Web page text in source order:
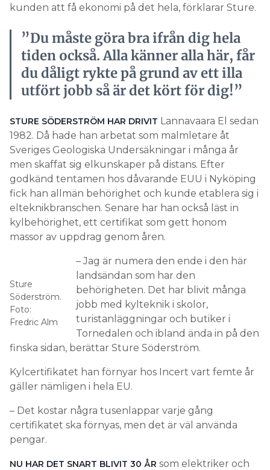
kunden att få ekonomi på det hela, förklarar Sture.
”Du måste göra bra ifrån dig hela
tiden också. Alla känner alla här, får
du dåligt rykte på grund av ett illa
utfört jobb så är det kört för dig!”
STURE SÖDERSTRÖM HAR DRIVIT Lannavaara El sedan
1982. Då hade han arbetat som malmletare åt
Sveriges Geologiska Undersäkningar i många år
men skaffat sig elkunskaper på distans. Efter
godkänd tentamen hos dåvarande EUU i Nyköping
fick han allmän behörighet och kunde etablera sig i
elteknikbranschen. Senare har han också läst in
kylbehörighet, ett certifikat som gett honom
massor av uppdrag genom åren.
Sture
Söderström.
Foto:
Fredric Alm
– Jag är numera den ende i den här
landsändan som har den
behörigheten. Det har blivit många
jobb med kylteknik i skolor,
turistanläggningar och butiker i
Tornedalen och ibland ända in på den
finska sidan, berättar Sture Söderström.
Kylcertifikatet han förnyar hos Incert vart femte år
gäller nämligen i hela EU.
– Det kostar några tusenlappar varje gång
certifikatet ska förnyas, men det är väl använda
pengar.
NU HAR DET SNART BLIVIT 30 ÅR som elektriker och